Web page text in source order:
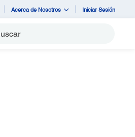
Acerca de Nosotros Iniciar Sesión